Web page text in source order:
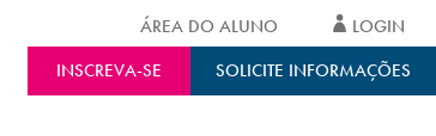
INSCREVA-SE SOLICITE INFORMAÇÕES
ÁREA DO ALUNO LOGIN